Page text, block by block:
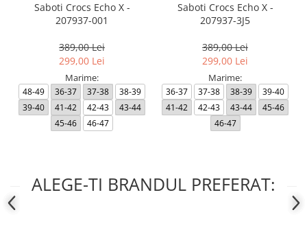
Saboti Crocs Echo X -
207937-001
389,00 Lei
299,00 Lei
Marime:
48-49 36-37 37-38
38-39
39-40
41-42 42-43
43-44
45-46
46-47
Saboti Crocs Echo X -
207937-3J5
389,00 Lei
299,00 Lei
Marime:
36-37 37-38 38-39
39-40
41-42
42-43 43-44
45-46
46-47
ALEGE-TI BRANDUL PREFERAT: